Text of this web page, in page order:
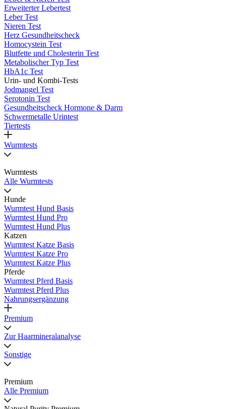
Erweiterter Lebertest
Leber Test
Nieren Test
Herz Gesundheitscheck
Homocystein Test
Blutfette und Cholesterin Test
Metabolischer Typ Test
HbA1c Test
Urin- und Kombi-Tests
Jodmangel Test
Serotonin Test
Gesundheitscheck Hormone & Darm
Schwermetalle Urintest
Tiertests
Wurmtests
Wurmtests
Alle Wurmtests
Hunde
Wurmtest Hund Basis
Wurmtest Hund Pro
Wurmtest Hund Plus
Katzen
Wurmtest Katze Basis
Wurmtest Katze Pro
Wurmtest Katze Plus
Pferde
Wurmtest Pferd Basis
Wurmtest Pferd Plus
Nahrungsergänzung
Premium
Zur Haarmineralanalyse
Sonstige
Premium
Alle Premium